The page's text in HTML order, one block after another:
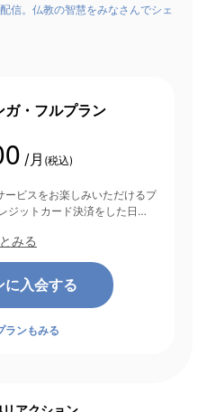
信。仏教の智慧をみなさんでシェ
ガ・フルプラン
/月 (税込)
ービスをお楽しみいただけるプ
みる
に入会する
ランもみる